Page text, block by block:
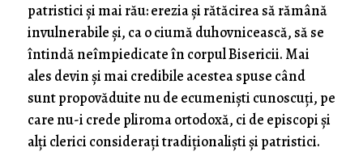
patristici și mai rău: erezia și rătăcirea să rămână
invulnerabile și, ca o ciumă duhovnicească, să se
întindă neîmpiedicate în corpul Bisericii. Mai
ales devin și mai credibile acestea spuse când
sunt propovăduite nu de ecumeniști cunoscuți, pe
care nu-i crede pliroma ortodoxă, ci de episcopi și
alți clerici considerați tradiționaliști și patristici.